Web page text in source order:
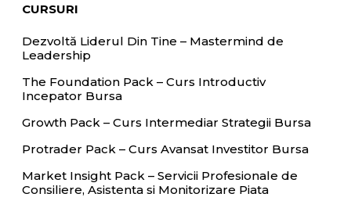
CURSURI
Dezvoltă Liderul Din Tine – Mastermind de
Leadership
The Foundation Pack – Curs Introductiv
Incepator Bursa
Growth Pack – Curs Intermediar Strategii Bursa
Protrader Pack – Curs Avansat Investitor Bursa
Market Insight Pack – Servicii Profesionale de
Consiliere, Asistenta si Monitorizare Piata